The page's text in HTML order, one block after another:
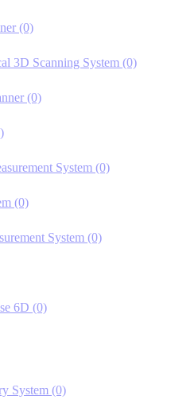
(0)
3D Scanning System (0)
(0)
System (0)
(0)
System (0)
6D (0)
System (0)